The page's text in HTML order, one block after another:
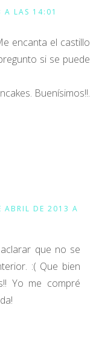
A LAS 14:01
encanta el castillo
si se puede
Buenísimos!!.
ABRIL DE 2013 A
que no se
:( Que bien
Yo me compré